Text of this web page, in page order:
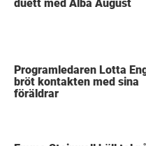
duett med Alba August
Programledaren Lotta
bröt kontakten med sina
föräldrar